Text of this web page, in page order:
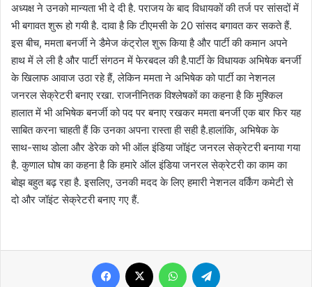
अध्यक्ष ने उनको मान्यता भी दे दी है. पराजय के बाद विधायकों की तर्ज पर सांसदों में
भी बगावत शुरू हो गयी है. दावा है कि टीएमसी के 20 सांसद बगावत कर सकते हैं.
इस बीच, ममता बनर्जी ने डैमेज कंट्रोल शुरू किया है और पार्टी की कमान अपने
हाथ में ले ली है और पार्टी संगठन में फेरबदल की है.पार्टी के विधायक अभिषेक बनर्जी
के खिलाफ आवाज उठा रहे हैं, लेकिन ममता ने अभिषेक को पार्टी का नेशनल
जनरल सेक्रेटरी बनाए रखा. राजनीनितक विश्लेषकों का कहना है कि मुश्किल
हालात में भी अभिषेक बनर्जी को पद पर बनाए रखकर ममता बनर्जी एक बार फिर यह
साबित करना चाहती हैं कि उनका अपना रास्ता ही सही है.हालांकि, अभिषेक के
साथ-साथ डोला और डेरेक को भी ऑल इंडिया जॉइंट जनरल सेक्रेटरी बनाया गया
है. कुणाल घोष का कहना है कि हमारे ऑल इंडिया जनरल सेक्रेटरी का काम का
बोझ बहुत बढ़ रहा है. इसलिए, उनकी मदद के लिए हमारी नेशनल वर्किंग कमेटी से
दो और जॉइंट सेक्रेटरी बनाए गए हैं.
Facebook WhatsApp